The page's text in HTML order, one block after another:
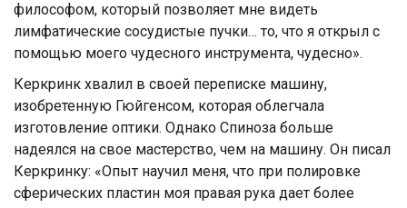
философом, который позволяет мне видеть
лимфатические сосудистые пучки… то, что я открыл с
помощью моего чудесного инструмента, чудесно».
Керкринк хвалил в своей переписке машину,
изобретенную Гюйгенсом, которая облегчала
изготовление оптики. Однако Спиноза больше
надеялся на свое мастерство, чем на машину. Он писал
Керкринку: «Опыт научил меня, что при полировке
сферических пластин моя правая рука дает более